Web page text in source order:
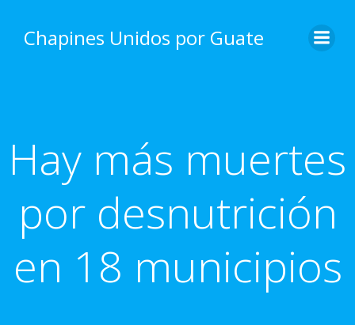
content
Chapines Unidos por Guate
Hay más muertes
por desnutrición
en 18 municipios